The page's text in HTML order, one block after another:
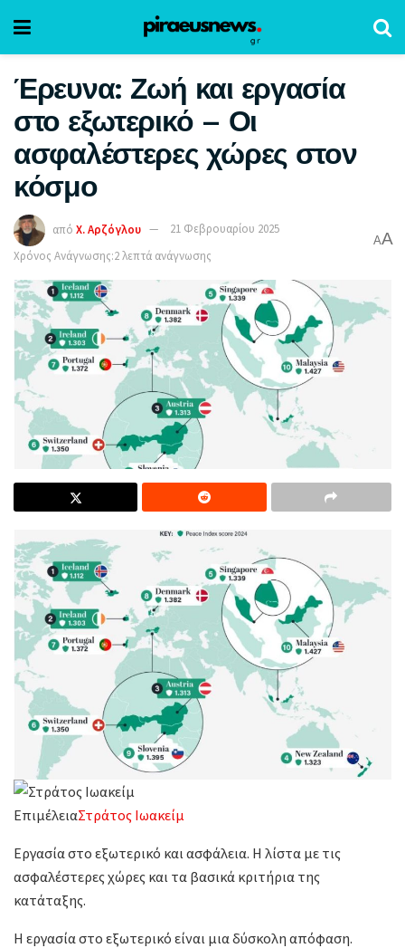
Έρευνα: Ζωή και εργασία
στο εξωτερικό – Οι
ασφαλέστερες χώρες στον
κόσμο
από Χ. Αρζόγλου
21 Φεβρουαρίου 2025
Χρόνος Ανάγνωσης:2 λεπτά ανάγνωσης
AA
ΕπιμέλειαΣτράτος Ιωακείμ
Εργασία στο εξωτερικό και ασφάλεια. Η λίστα με τις
ασφαλέστερες χώρες και τα βασικά κριτήρια της
κατάταξης.
Η εργασία στο εξωτερικό είναι μια δύσκολη απόφαση.